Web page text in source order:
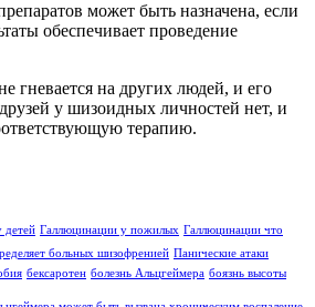
может быть назначена, если
обеспечивает проведение
гневается на других людей, и его
у шизоидных личностей нет, и
терапию.
детей Галлюцинации у пожилых Галлюцинации что
больных шизофренией Панические атаки
бексаротен болезнь Альцгеймера боязнь высоты